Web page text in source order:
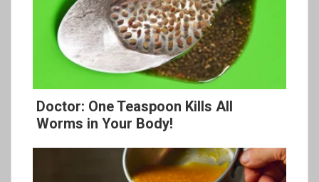
Doctor: One Teaspoon Kills All
Worms in Your Body!